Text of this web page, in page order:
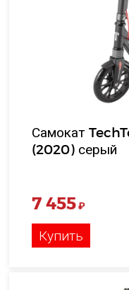
Самокат
(2020) серый
7 455₽
Купить